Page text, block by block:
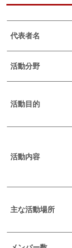
代表者名
活動分野
活動目的
活動内容
主な活動場所